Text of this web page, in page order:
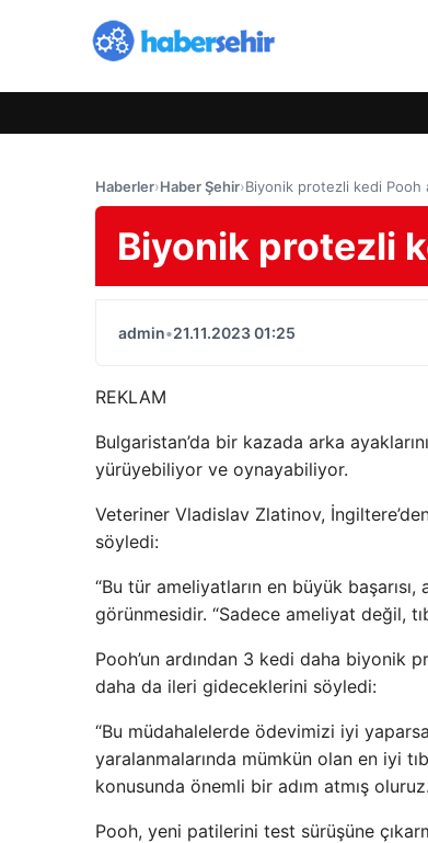
Haberler›Haber Şehir›Biyonik protezli kedi Pooh
Biyonik protezli
admin•21.11.2023 01:25
REKLAM
Bulgaristan’da bir kazada arka
yürüyebiliyor ve oynayabiliyor.
Veteriner Vladislav Zlatinov,
söyledi:
“Bu tür ameliyatların en büyük
görünmesidir. “Sadece ameliyat değil,
Pooh’un ardından 3 kedi daha biyonik
daha da ileri gideceklerini söyledi:
“Bu müdahalelerde ödevimizi iyi
yaralanmalarında mümkün olan en iyi
konusunda önemli bir adım atmış
Pooh, yeni patilerini test sürüşüne